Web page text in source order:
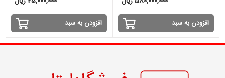
افزودن به سبد افزودن به سبد